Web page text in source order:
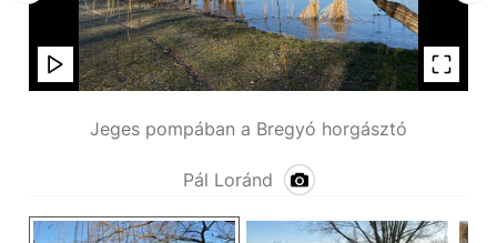
Jeges pompában a Bregyó horgásztó
Pál Loránd